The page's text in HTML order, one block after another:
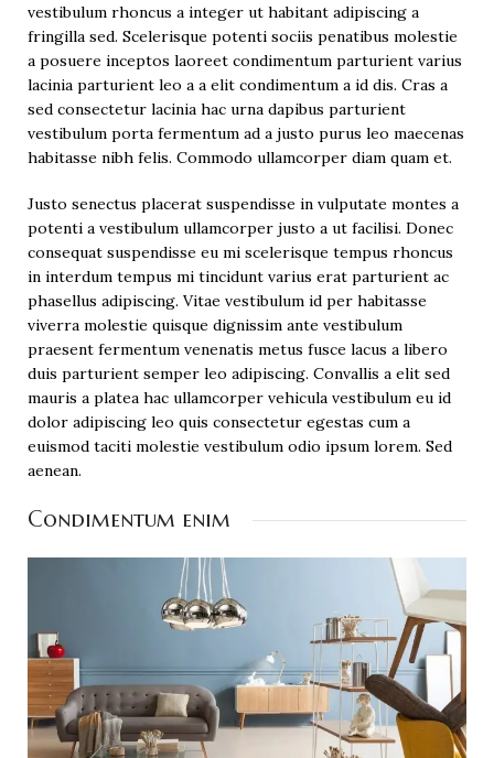
vestibulum rhoncus a integer ut habitant adipiscing a
fringilla sed. Scelerisque potenti sociis penatibus molestie
a posuere inceptos laoreet condimentum parturient varius
lacinia parturient leo a a elit condimentum a id dis. Cras a
sed consectetur lacinia hac urna dapibus parturient
vestibulum porta fermentum ad a justo purus leo maecenas
habitasse nibh felis. Commodo ullamcorper diam quam et.
Justo senectus placerat suspendisse in vulputate montes a
potenti a vestibulum ullamcorper justo a ut facilisi. Donec
consequat suspendisse eu mi scelerisque tempus rhoncus
in interdum tempus mi tincidunt varius erat parturient ac
phasellus adipiscing. Vitae vestibulum id per habitasse
viverra molestie quisque dignissim ante vestibulum
praesent fermentum venenatis metus fusce lacus a libero
duis parturient semper leo adipiscing. Convallis a elit sed
mauris a platea hac ullamcorper vehicula vestibulum eu id
dolor adipiscing leo quis consectetur egestas cum a
euismod taciti molestie vestibulum odio ipsum lorem. Sed
aenean.
Condimentum enim